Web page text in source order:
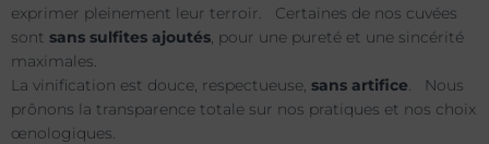
exprimer pleinement leur terroir. Certaines de nos cuvées
sont sans sulfites ajoutés , pour une pureté et une sincérité
maximales.
La vinification est douce, respectueuse, sans artifice . Nous
prônons la transparence totale sur nos pratiques et nos choix
œnologiques.